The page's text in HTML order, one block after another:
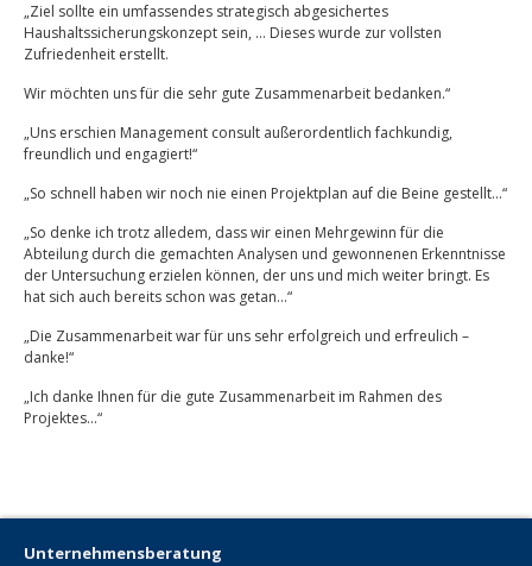
„Ziel sollte ein umfassendes strategisch abgesichertes
Haushaltssicherungskonzept sein, … Dieses wurde zur vollsten
Zufriedenheit erstellt.
Wir möchten uns für die sehr gute Zusammenarbeit bedanken.“
„Uns erschien Management consult außerordentlich fachkundig,
freundlich und engagiert!“
„So schnell haben wir noch nie einen Projektplan auf die Beine gestellt…“
„So denke ich trotz alledem, dass wir einen Mehrgewinn für die
Abteilung durch die gemachten Analysen und gewonnenen Erkenntnisse
der Untersuchung erzielen können, der uns und mich weiter bringt. Es
hat sich auch bereits schon was getan…“
„Die Zusammenarbeit war für uns sehr erfolgreich und erfreulich –
danke!“
„Ich danke Ihnen für die gute Zusammenarbeit im Rahmen des
Projektes…“
Unternehmensberatung